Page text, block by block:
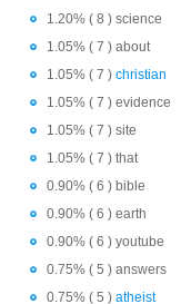
1.20% ( 8 ) science
1.05% ( 7 ) about
1.05% ( 7 )christian
1.05% ( 7 ) evidence
1.05% ( 7 ) site
1.05% ( 7 ) that
0.90% ( 6 ) bible
0.90% ( 6 ) earth
0.90% ( 6 ) youtube
0.75% ( 5 ) answers
0.75% ( 5 )atheist